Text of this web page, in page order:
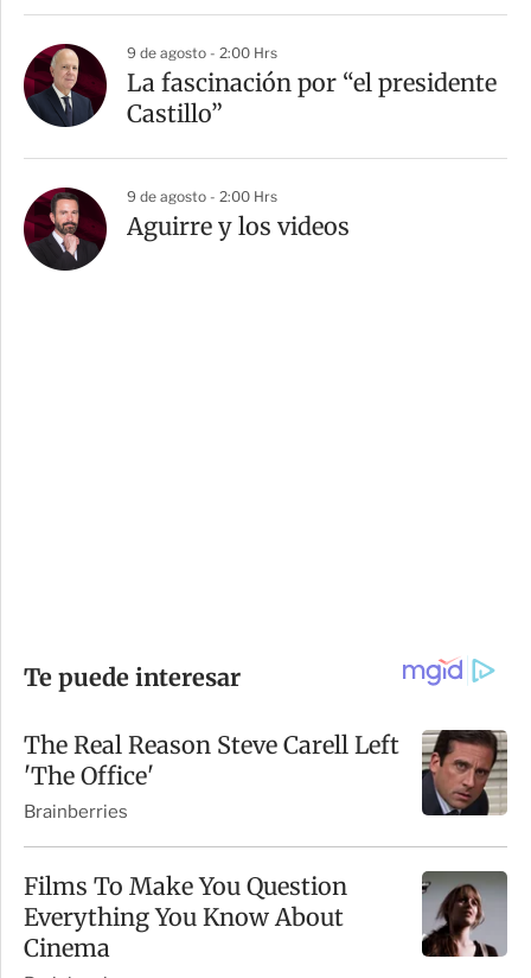
9 de agosto - 2:00 Hrs
La fascinación por “el presidente
Castillo”
9 de agosto - 2:00 Hrs
Aguirre y los videos